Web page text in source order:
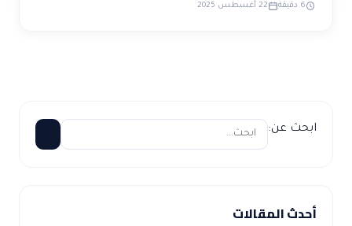
6 دقيقة 22 أغسطس 2025
ابحث عن:
أحدث المقالات